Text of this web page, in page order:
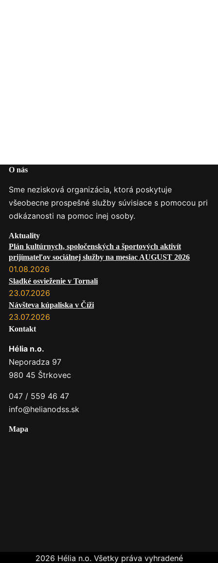
O nás
Sme nezisková organizácia, ktorá poskytuje
všeobecne prospešné služby súvisiace s pomocou pri
odkázanosti na pomoc inej osoby.
Aktuality
Plán kultúrnych, spoločenských a športových aktivít
prijímateľov sociálnej služby na mesiac AUGUST 2026
01.08.2026
Sladké osvieženie v Tornali
23.07.2026
Návšteva kúpaliska v Číži
23.07.2026
Kontakt
Hélia n.o.
Neporadza 97
980 45 Štrkovec
047 / 559 46 47
info@helianodss.sk
Mapa
2026 Hélia n.o. Všetky práva vyhradené